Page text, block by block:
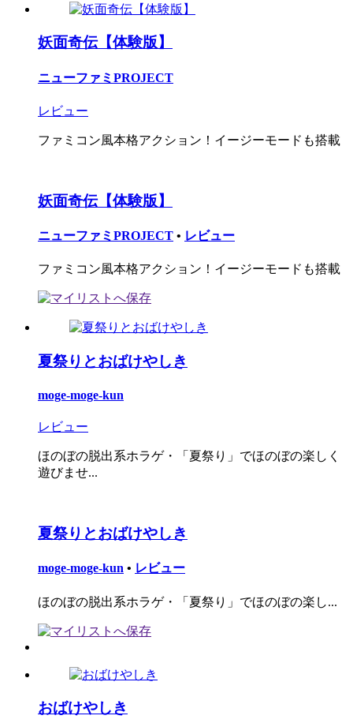
妖面奇伝【体験版】
ニューファミPROJECT
レビュー
ファミコン風本格アクション！イージーモードも搭載
妖面奇伝【体験版】
ニューファミPROJECT • レビュー
ファミコン風本格アクション！イージーモードも搭載
夏祭りとおばけやしき
moge-moge-kun
レビュー
ほのぼの脱出系ホラゲ・「夏祭り」でほのぼの楽しく
遊びませ...
夏祭りとおばけやしき
moge-moge-kun • レビュー
ほのぼの脱出系ホラゲ・「夏祭り」でほのぼの楽し...
おばけやしき